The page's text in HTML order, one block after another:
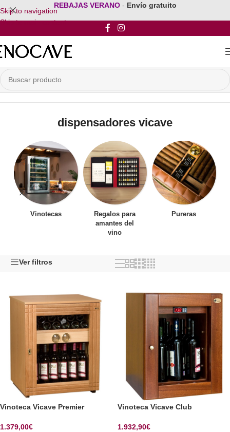
Skip to navigation
Skip to main content
REBAJAS VERANO - Envío gratuito
Inicio/Productos etiquetados “dispensadores vicave”
dispensadores vicave
Vinotecas
Regalos para
amantes del
vino
Pureras
Ver filtros
Vinoteca Vicave Premier
1.379,00€
Vinoteca Vicave Club
1.932,90€